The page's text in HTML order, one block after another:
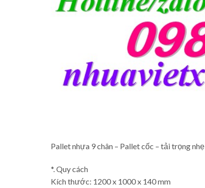
Pallet nhựa 9 chân – Pallet cốc – tải trọng nhẹ
*. Quy cách
Kích thước: 1200 x 1000 x 140 mm